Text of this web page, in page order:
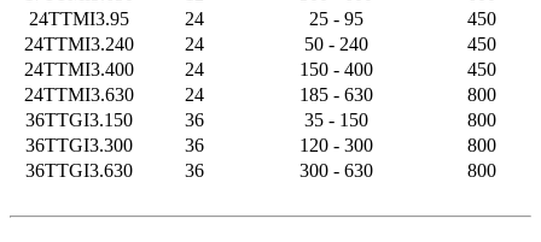
24TTMI3.95
24 25 - 95
450
24TTMI3.240
24 50 - 240
450
24TTMI3.400
24 150 - 400
450
24TTMI3.630
24 185 - 630
800
36TTGI3.150
36 35 - 150
800
36TTGI3.300
36 120 - 300
800
36TTGI3.630
36 300 - 630 800